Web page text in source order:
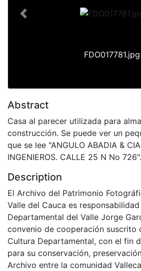
FDO017781.jpg
Previous
Abstract
Casa al parecer utilizada para
construcción. Se puede ver un
que se lee "ANGULO ABADIA &
INGENIEROS. CALLE 25 N No 726".
Description
El Archivo del Patrimonio
Valle del Cauca es
Departamental del Valle Jorge
convenio de cooperación suscrito
Cultura Departamental, con el fin
para su conservación,
Archivo entre la comunidad